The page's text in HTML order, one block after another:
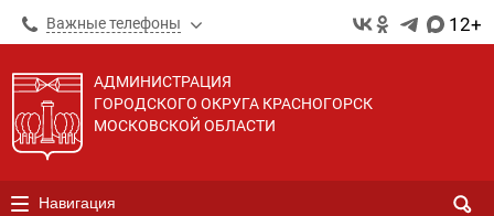
Важные телефоны 12+
АДМИНИСТРАЦИЯ
ГОРОДСКОГО ОКРУГА КРАСНОГОРСК
МОСКОВСКОЙ ОБЛАСТИ
Навигация